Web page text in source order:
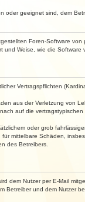
geeignet sind, dem
Foren-Software
Weise, wie die
Vertragspflichten
aus der Verletzung von
auf die
oder grob
mittelbare Schäden,
des Betreibers.
dem Nutzer per E-Mail
und dem Nutzer